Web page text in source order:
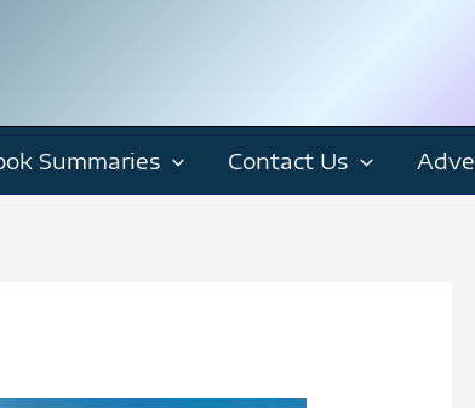
Summaries Contact Us